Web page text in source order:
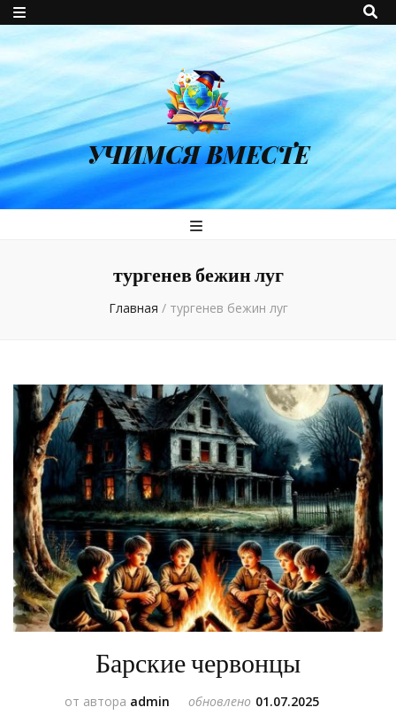
УЧИМСЯ ВМЕСТЕ
тургенев бежин луг
Главная / тургенев бежин луг
Барские червонцы
от автора admin обновлено 01.07.2025